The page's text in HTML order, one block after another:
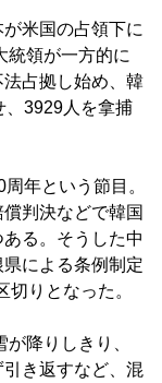
米国の占領下に
統領が一方的に
占拠し始め、韓
、3929人を拿捕
年という節目。
判決などで韓国
る。そうした中
による条例制定
切りとなった。
降りしきり、
き返すなど、混